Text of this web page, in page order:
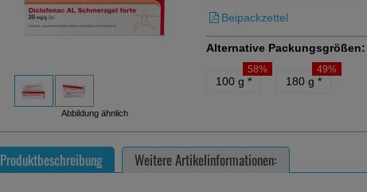
Abbildung ähnlich
Beipackzettel
Alternative Packungsgrößen:
100 g*
58%
180 g *
49%
Produktbeschreibung Weitere Artikelinformationen: